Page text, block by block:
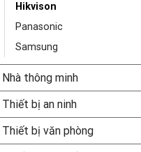
Hikvison
Panasonic
Samsung
Nhà thông minh
Thiết bị an ninh
Thiết bị văn phòng